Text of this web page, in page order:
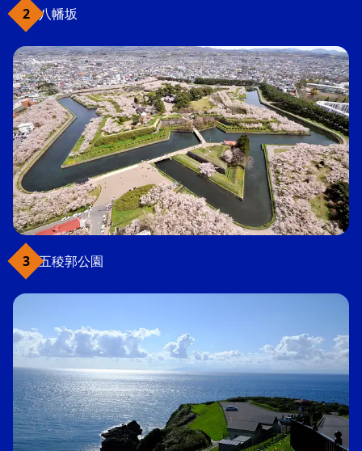
八幡坂
五稜郭公園